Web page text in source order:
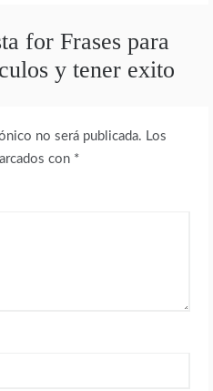
for Frases para
y tener exito
no será publicada. Los
con *